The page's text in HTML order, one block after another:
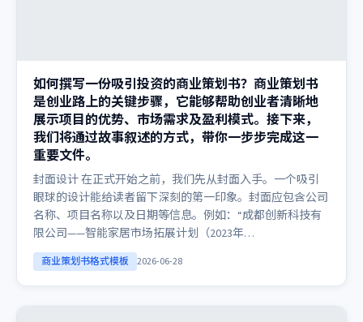
如何撰写一份吸引投资的商业策划书？商业策划书
是创业路上的关键步骤，它能够帮助创业者清晰地
展示项目的优势、市场需求及盈利模式。接下来，
我们将通过故事叙述的方式，带你一步步完成这一
重要文件。
封面设计 在正式开始之前，我们先从封面入手。一个吸引
眼球的设计能给读者留下深刻的第一印象。封面应包含公司
名称、项目名称以及日期等信息。例如：“成都创新科技有
限公司——智能家居市场拓展计划（2023年…
商业策划书格式模板 2026-06-28